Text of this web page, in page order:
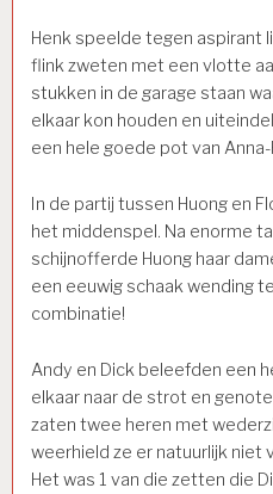
Henk speelde tegen aspirant
flink zweten met een vlotte
stukken in de garage staan
elkaar kon houden en
een hele goede pot van Anna-
In de partij tussen Huong en
het middenspel. Na enorme
schijnofferde Huong haar
een eeuwig schaak wending
combinatie!
Andy en Dick beleefden een
elkaar naar de strot en
zaten twee heren met
weerhield ze er natuurlijk niet
Het was 1 van die zetten die